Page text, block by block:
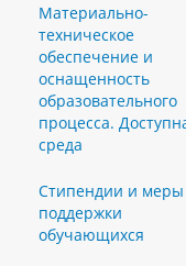
Материально-
техническое
обеспечение и
оснащенность
образовательного
процесса.
среда
Стипендии и меры
поддержки
обучающихся